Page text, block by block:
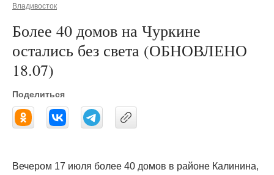
Владивосток
Более 40 домов на Чуркине
остались без света (ОБНОВЛЕНО
18.07)
Поделиться
Вечером 17 июля более 40 домов в районе Калинина,